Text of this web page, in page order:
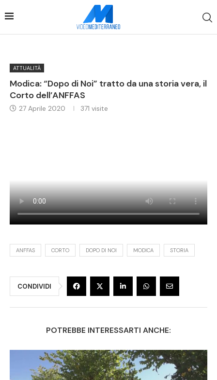
ATTUALITÀ
Modica: “Dopo di Noi” tratto da una storia vera, il
Corto dell’ANFFAS
27 Aprile 2020 371 visite
ANFFAS CORTO DOPO DI NOI MODICA STORIA
CONDIVIDI
POTREBBE INTERESSARTI ANCHE: